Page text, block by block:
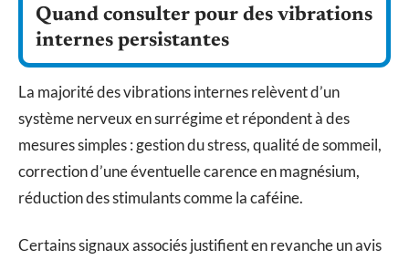
Quand consulter pour des vibrations
internes persistantes
La majorité des vibrations internes relèvent d’un
système nerveux en surrégime et répondent à des
mesures simples : gestion du stress, qualité de sommeil,
correction d’une éventuelle carence en magnésium,
réduction des stimulants comme la caféine.
Certains signaux associés justifient en revanche un avis